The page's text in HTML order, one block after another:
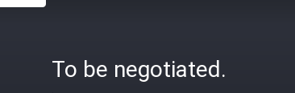
To be negotiated.